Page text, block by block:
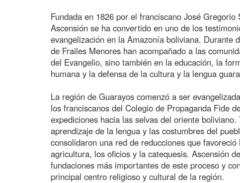
Fundada en 1826 por el franciscano José
Ascensión se ha convertido en uno de los
evangelización en la Amazonía boliviana. Durante
de Frailes Menores han acompañado a las
del Evangelio, sino también en la educación, la
humana y la defensa de la cultura y la lengua
La región de Guarayos comenzó a ser
los franciscanos del Colegio de Propaganda Fide
expediciones hacia las selvas del oriente
aprendizaje de la lengua y las costumbres del
consolidaron una red de reducciones que
agricultura, los oficios y la catequesis. Ascensión
fundaciones más importantes de este proceso y
principal centro religioso y cultural de la región.